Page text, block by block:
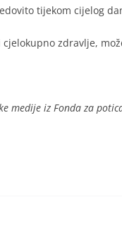
tijekom cijelog
zdravlje,
medije iz Fonda za